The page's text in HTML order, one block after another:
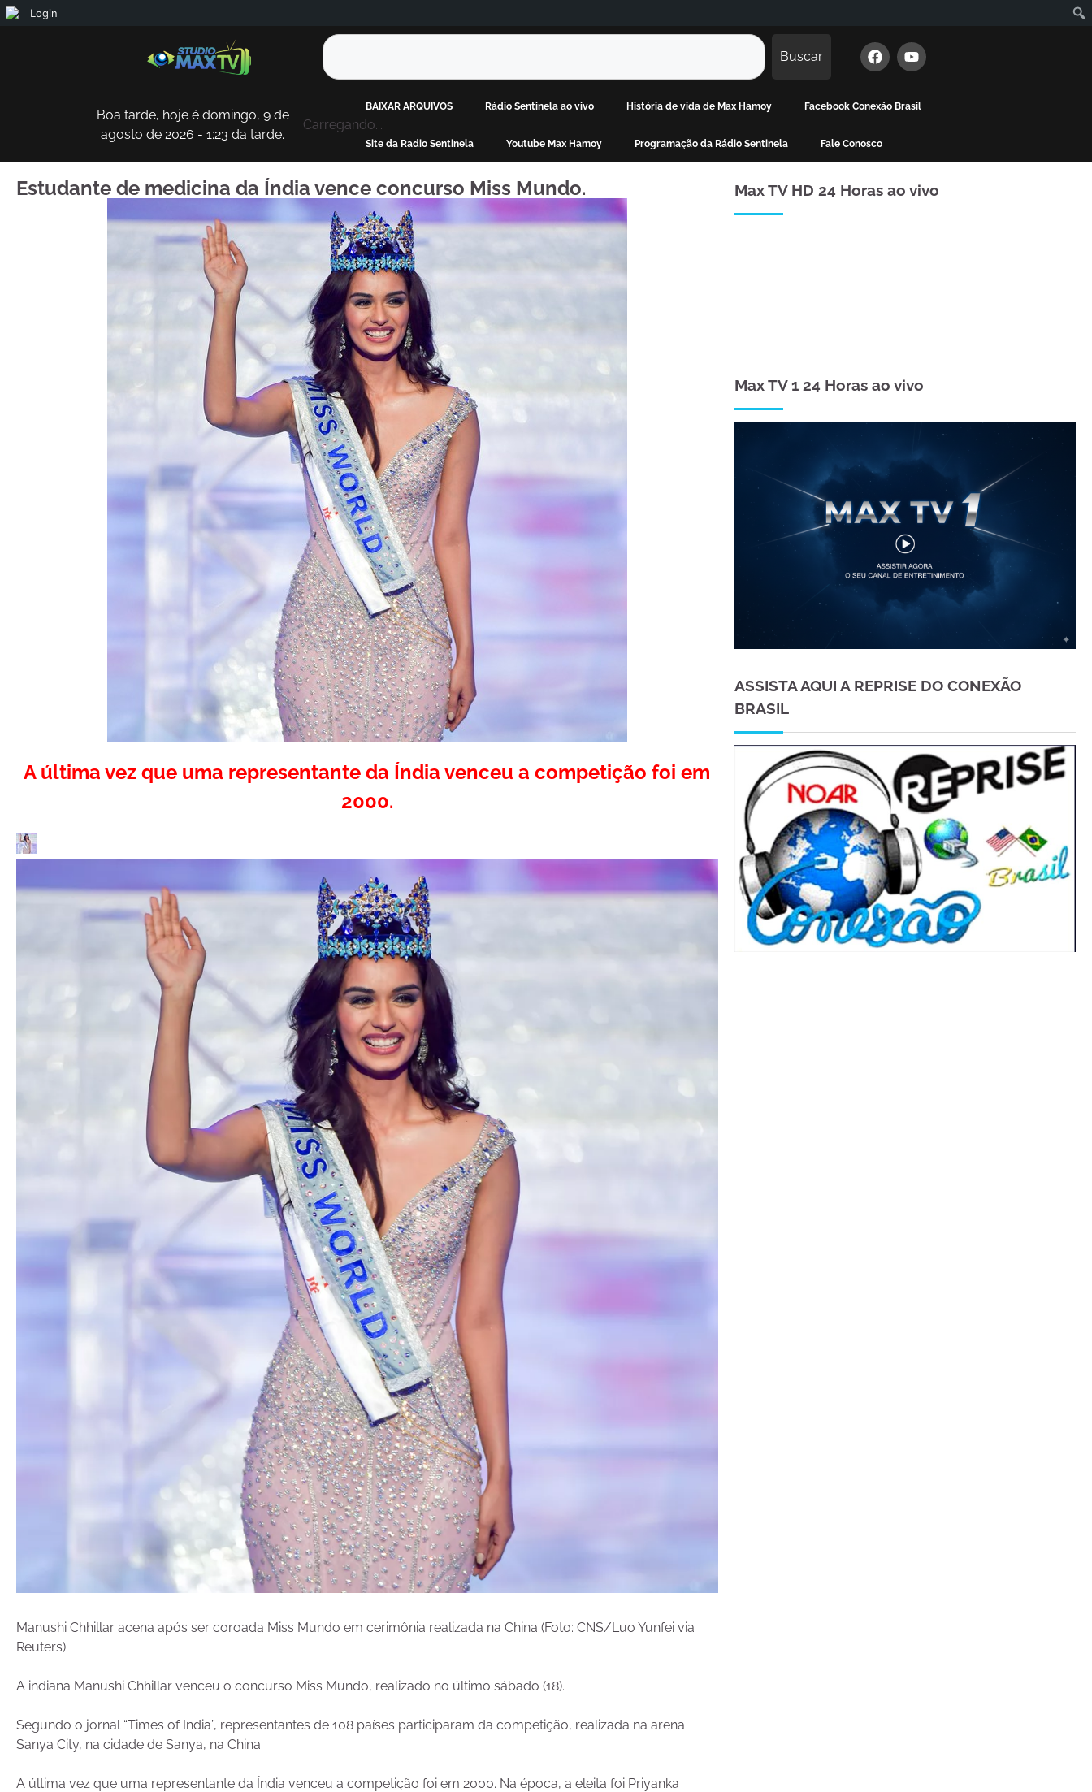
Buscar
Boa tarde, hoje é domingo, 9 de
agosto de 2026 - 1:23 da tarde.
Carregando...
BAIXAR ARQUIVOS Rádio Sentinela ao vivo História de vida de Max Hamoy Facebook Conexão Brasil
Site da Radio Sentinela Youtube Max Hamoy Programação da Rádio Sentinela Fale Conosco
Estudante de medicina da Índia vence concurso Miss Mundo.
A última vez que uma representante da Índia venceu a competição foi em
2000.
Manushi Chhillar acena após ser coroada Miss Mundo em cerimônia realizada na China (Foto: CNS/Luo Yunfei via
Reuters)
A indiana Manushi Chhillar venceu o concurso Miss Mundo, realizado no último sábado (18).
Segundo o jornal “Times of India”, representantes de 108 países participaram da competição, realizada na arena
Sanya City, na cidade de Sanya, na China.
A última vez que uma representante da Índia venceu a competição foi em 2000. Na época, a eleita foi Priyanka
Max TV HD 24 Horas ao vivo
Max TV 1 24 Horas ao vivo
ASSISTA AQUI A REPRISE DO CONEXÃO
BRASIL
Login